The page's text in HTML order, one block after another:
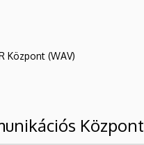
Központ (WAV)
Központ